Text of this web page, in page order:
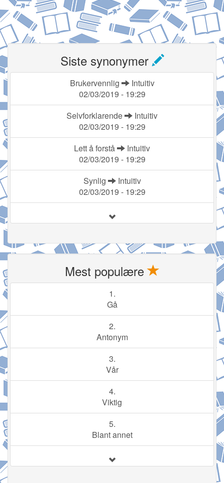
Siste synonymer
Brukervennlig
Intuitiv
02/03/2019 - 19:29
Selvforklarende
Intuitiv
02/03/2019 - 19:29
Lett å forstå
Intuitiv
02/03/2019 - 19:29
Synlig
Intuitiv
02/03/2019 - 19:29
Mest populære
1.
Gå
2.
Antonym
3.
Vår
4.
Viktig
5.
Blant annet